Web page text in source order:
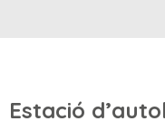
Estació